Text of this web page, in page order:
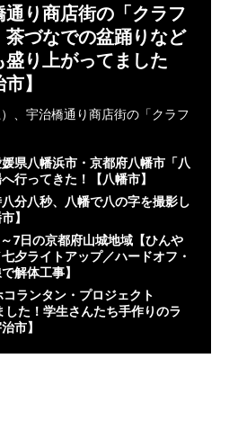
通り商店街の「クラフ
茶づなでの盆踊りなど
り上がってました
】
、宇治橋通り商店街の「クラフ
県八幡浜市・京都府八幡市「八
行ってきた！【八幡市】
分八秒、八幡で八の字を撮影し
】
7日の京都府山城地域【ひんや
夕ライトアップ／ハードオフ・
解体工事】
ランタン・プロジェクト
た！学生さんたち手作りのラ
市】